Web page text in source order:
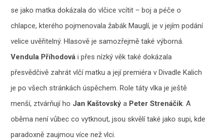
se jako matka dokázala do vlčice vcítit – boj a péče o
chlapce, kterého pojmenovala žabák Mauglí, je v jejím podání
velice uvěřitelný. Hlasově je samozřejmě také výborná.
Vendula Příhodová i přes nízký věk také dokázala
přesvědčivě zahrát vlčí matku a její premiéra v Divadle Kalich
je po všech stránkách úspěchem. Role táty vlka je ještě
menší, ztvárňují ho Jan Kaštovskýa Peter Strenáčik. A
oběma není vůbec co vytknout, jsou skvělí také jako supi, kde
paradoxně zaujmou více než vlci.